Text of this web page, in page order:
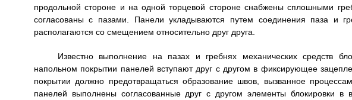
продольной стороне и на одной торцевой стороне снабжены сплошными
согласованы с пазами. Панели укладываются путем соединения паза и
располагаются со смещением относительно друг друга.
Известно выполнение на пазах и гребнях механических средств
напольном покрытии панелей вступают друг с другом в фиксирующее
покрытии должно предотвращаться образование швов, вызванное
панелей выполнены согласованные друг с другом элементы блокировки в